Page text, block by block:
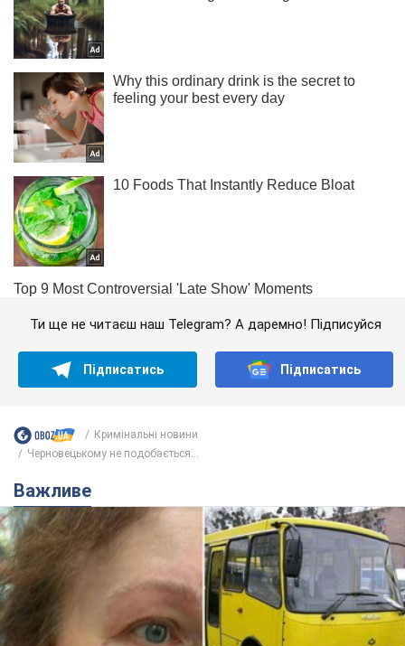
Ти ще не читаєш наш Telegram? А даремно! Підписуйся
Підписатись Підписатись
Кримінальні новини
Черновецькому не подобається...
Важливе